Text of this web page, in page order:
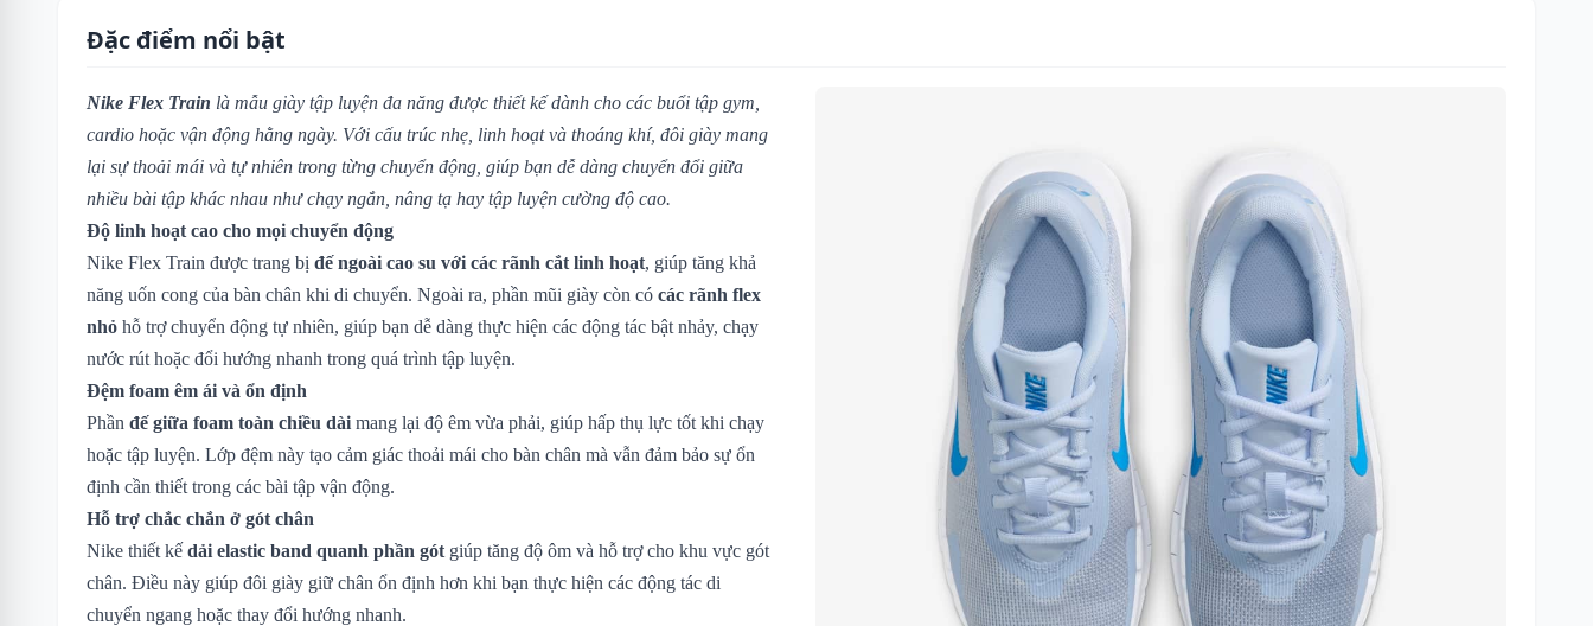
Đặc điểm nổi bật
Nike Flex Train là mẫu giày tập luyện đa năng được thiết kế dành cho các buổi tập gym,
cardio hoặc vận động hằng ngày. Với cấu trúc nhẹ, linh hoạt và thoáng khí, đôi giày mang
lại sự thoải mái và tự nhiên trong từng chuyển động, giúp bạn dễ dàng chuyển đổi giữa
nhiều bài tập khác nhau như chạy ngắn, nâng tạ hay tập luyện cường độ cao.
Độ linh hoạt cao cho mọi chuyển động
Nike Flex Train được trang bị đế ngoài cao su với các rãnh cắt linh hoạt, giúp tăng khả
năng uốn cong của bàn chân khi di chuyển. Ngoài ra, phần mũi giày còn có các rãnh flex
nhỏ hỗ trợ chuyển động tự nhiên, giúp bạn dễ dàng thực hiện các động tác bật nhảy, chạy
nước rút hoặc đổi hướng nhanh trong quá trình tập luyện.
Đệm foam êm ái và ổn định
Phần đế giữa foam toàn chiều dài mang lại độ êm vừa phải, giúp hấp thụ lực tốt khi chạy
hoặc tập luyện. Lớp đệm này tạo cảm giác thoải mái cho bàn chân mà vẫn đảm bảo sự ổn
định cần thiết trong các bài tập vận động.
Hỗ trợ chắc chắn ở gót chân
Nike thiết kế dải elastic band quanh phần gót giúp tăng độ ôm và hỗ trợ cho khu vực gót
chân. Điều này giúp đôi giày giữ chân ổn định hơn khi bạn thực hiện các động tác di
chuyển ngang hoặc thay đổi hướng nhanh.